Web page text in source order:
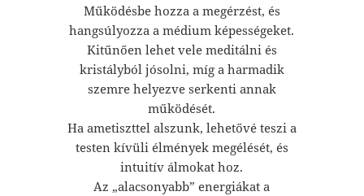
Működésbe hozza a megérzést, és
hangsúlyozza a médium képességeket.
Kitűnően lehet vele meditálni és
kristályból jósolni, míg a harmadik
szemre helyezve serkenti annak
működését.
Ha ametiszttel alszunk, lehetővé teszi a
testen kívüli élmények megélését, és
intuitív álmokat hoz.
Az „alacsonyabb” energiákat a